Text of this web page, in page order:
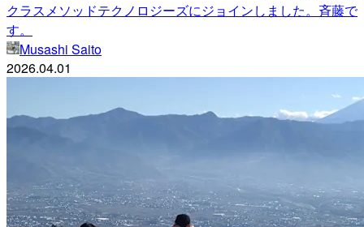
クラスメソッドテクノロジーズにジョインしました。斉藤で
す。
Musashi Saito
2026.04.01